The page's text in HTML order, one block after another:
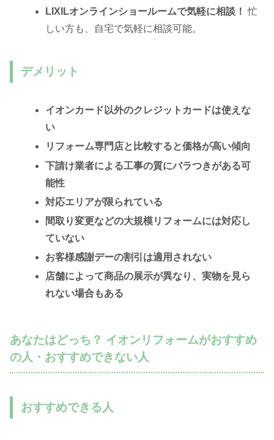
LIXILオンラインショールームで気軽に相談！ 忙
しい方も、自宅で気軽に相談可能。
デメリット
イオンカード以外のクレジットカードは使えな
い
リフォーム専門店と比較すると価格が高い傾向
下請け業者による工事の質にバラつきがある可
能性
対応エリアが限られている
間取り変更などの大規模リフォームには対応し
ていない
お客様感謝デーの割引は適用されない
店舗によって商品の展示が異なり、実物を見ら
れない場合もある
あなたはどっち？ イオンリフォームがおすすめ
の人・おすすめできない人
おすすめできる人